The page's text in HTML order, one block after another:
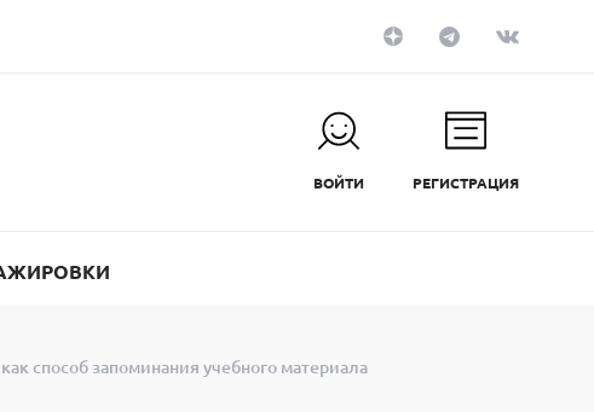
ВОЙТИ РЕГИСТРАЦИЯ
способ запоминания учебного материала